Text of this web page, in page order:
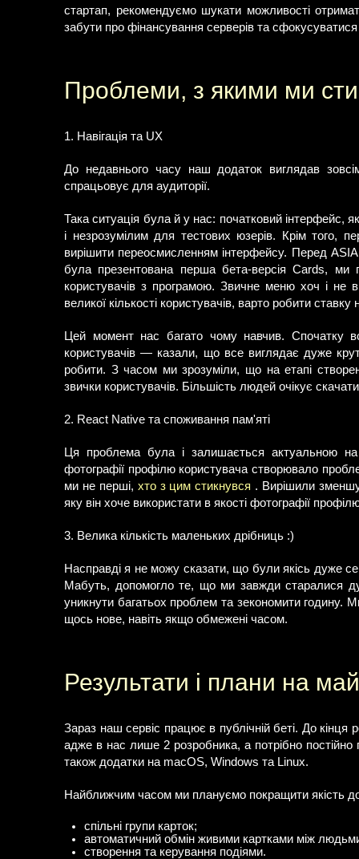
стартап, рекомендуємо шукати можливості
забути про фінансування серверів та сфокусуватися
Проблеми, з якими ми
1. Навігація та UX
До недавнього часу наш додаток виглядав
спрацьовує для аудиторії.
Така ситуація була й у нас: початковий інтерфейс,
і незрозумілим для тестових юзерів. Крім того,
вирішити переосмисленням інтерфейсу. Перед
була презентована перша бета-версія Cards, ми
користувачів з програмою. Звичне меню хоч і
великої кількості користувачів, варто робити
Цей момент нас багато чому навчив. Спочатку
користувачів — казали, що все виглядає дуже
робити. З часом ми зрозуміли, що на етапі
звички користувачів. Більшість людей очікує
2. React Native та споживання пам'яті
Ця проблема була і залишається актуальною
фотографії профілю користувача створювало
ми не перші, хто з цим стикнувся . Вирішили
яку він хоче використати в якості фотографії
3. Велика кількість маленьких дрібниць :)
Насправді я не можу сказати, що були якісь дуже
Мабуть, допомогло те, що ми завжди старалися
уникнути багатьох проблем та зекономити годину.
щось нове, навіть якщо обмежені часом.
Результати і плани на
Зараз наш сервіс працює в публічній беті. До кінця
адже в нас лише 2 розробника, а потрібно постійно
також додатки на macOS, Windows та Linux.
Найближчим часом ми плануємо покращити якість
спільні групи карток;
автоматичний обмін живими картками між
створення та керування подіями.